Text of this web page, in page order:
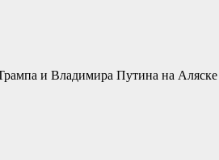
и Владимира Путина на Аляске